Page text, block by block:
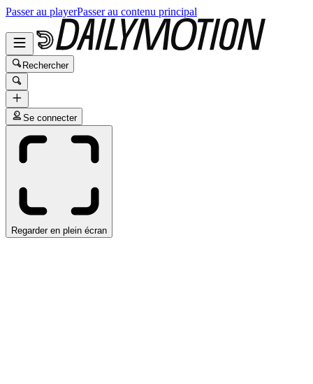
Passer au playerPasser au contenu principal
Rechercher
Se connecter
Regarder en plein écran